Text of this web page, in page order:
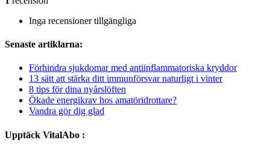
Inga recensioner tillgängliga
Senaste artiklarna:
Förhindra sjukdomar med antiinflammatoriska kryddor
13 sätt att stärka ditt immunförsvar naturligt i vinter
8 tips för dina nyårslöften
Ökade energikrav hos amatöridrottare?
Vandra gör dig glad
Upptäck VitalAbo :